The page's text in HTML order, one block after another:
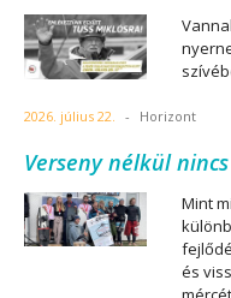
2026. július 22. - Horizont
Verseny nélkül
Mint
és